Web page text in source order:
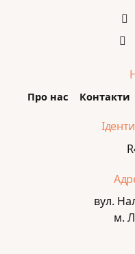
Про нас Контакти
вул.
м.